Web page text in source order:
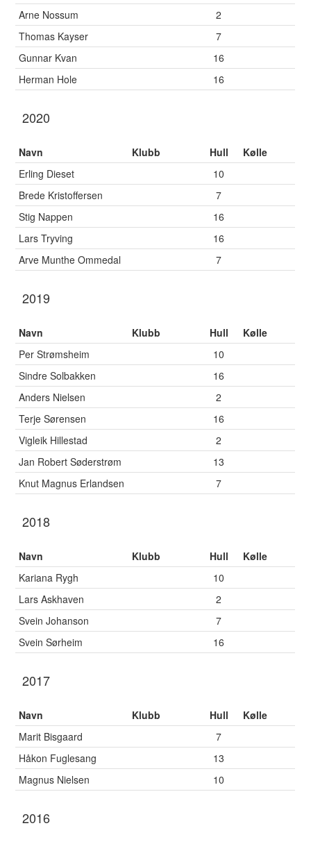
Arne Nossum
2
Thomas Kayser
7
Gunnar Kvan
16
Herman Hole
16
2020
Navn Klubb Hull
Kølle
Erling Dieset
10
Brede Kristoffersen
7
Stig Nappen
16
Lars Tryving
16
Arve Munthe Ommedal
7
2019
Navn Klubb Hull
Kølle
Per Strømsheim
10
Sindre Solbakken
16
Anders Nielsen
2
Terje Sørensen
16
Vigleik Hillestad
2
Jan Robert Søderstrøm
13
Knut Magnus Erlandsen
7
2018
Navn Klubb Hull
Kølle
Kariana Rygh
10
Lars Askhaven
2
Svein Johanson
7
Svein Sørheim
16
2017
Navn Klubb Hull
Kølle
Marit Bisgaard
7
Håkon Fuglesang
13
Magnus Nielsen
10
2016